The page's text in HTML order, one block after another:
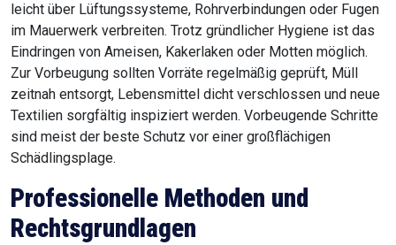
leicht über Lüftungssysteme, Rohrverbindungen oder Fugen
im Mauerwerk verbreiten. Trotz gründlicher Hygiene ist das
Eindringen von Ameisen, Kakerlaken oder Motten möglich.
Zur Vorbeugung sollten Vorräte regelmäßig geprüft, Müll
zeitnah entsorgt, Lebensmittel dicht verschlossen und neue
Textilien sorgfältig inspiziert werden. Vorbeugende Schritte
sind meist der beste Schutz vor einer großflächigen
Schädlingsplage.
Professionelle Methoden und
Rechtsgrundlagen